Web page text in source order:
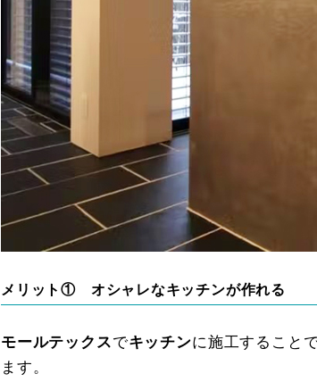
メリット① オシャレなキッチンが作れる
モールテックス でキッチンに施工すること
ます。